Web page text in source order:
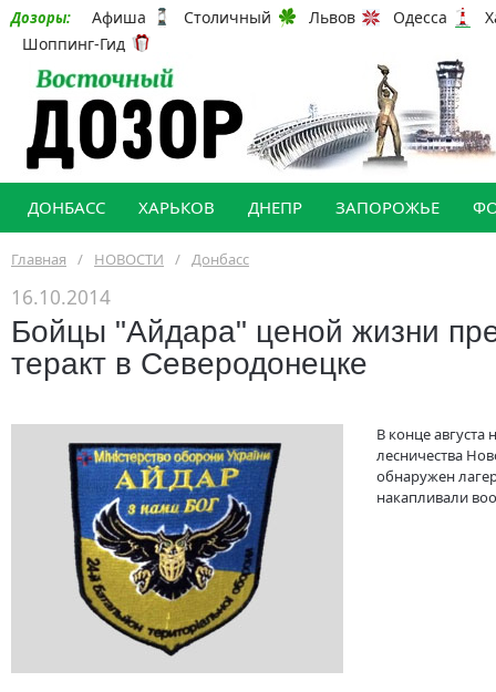
Дозоры: Афиша Столичный Львов Одесса
Шоппинг-Гид
ДОНБАСС ХАРЬКОВ ДНЕПР ЗАПОРОЖЬЕ
Главная / НОВОСТИ / Донбасс
16.10.2014
Бойцы "Айдара" ценой жизни
теракт в Северодонецке
В конце августа
лесничества
обнаружен
накапливали